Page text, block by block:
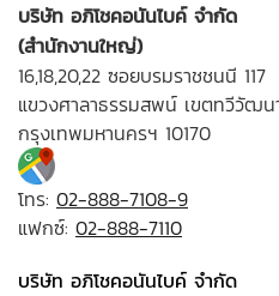
บริษัท อภิโชคอนันไบค์ จำกัด
(สำนักงานใหญ่)
16,18,20,22 ซอยบรมราชชนนี 117
แขวงศาลาธรรมสพน์ เขตทวีวัฒน
กรุงเทพมหานครฯ 10170
โทร: 02-888-7108-9
แฟกซ์: 02-888-7110
บริษัท อภิโชคอนันไบค์ จำกัด